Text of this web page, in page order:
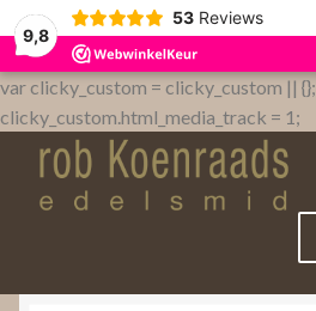
9,8
53 Reviews
var clicky_custom = clicky_custom || {};
clicky_custom.html_media_track = 1;
Home